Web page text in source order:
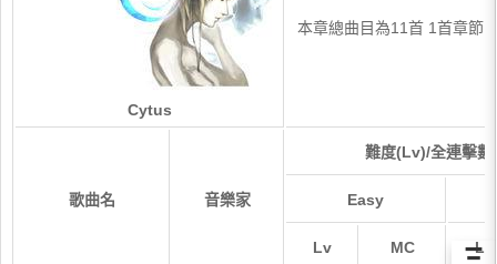
Cytus
本章總曲目為11首 1首章節
歌曲名 音樂家
難度(Lv)/全連擊數
Easy
Lv MC Lv